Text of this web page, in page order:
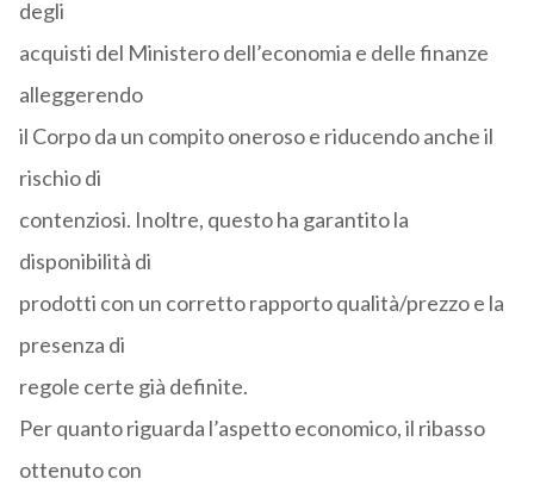
degli
acquisti del Ministero dell’economia e delle finanze
alleggerendo
il Corpo da un compito oneroso e riducendo anche il
rischio di
contenziosi. Inoltre, questo ha garantito la
disponibilità di
prodotti con un corretto rapporto qualità/prezzo e la
presenza di
regole certe già definite.
Per quanto riguarda l’aspetto economico, il ribasso
ottenuto con